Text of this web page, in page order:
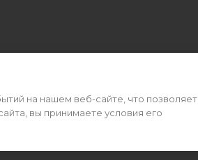
на нашем веб-сайте, что позволяет
вы принимаете условия его